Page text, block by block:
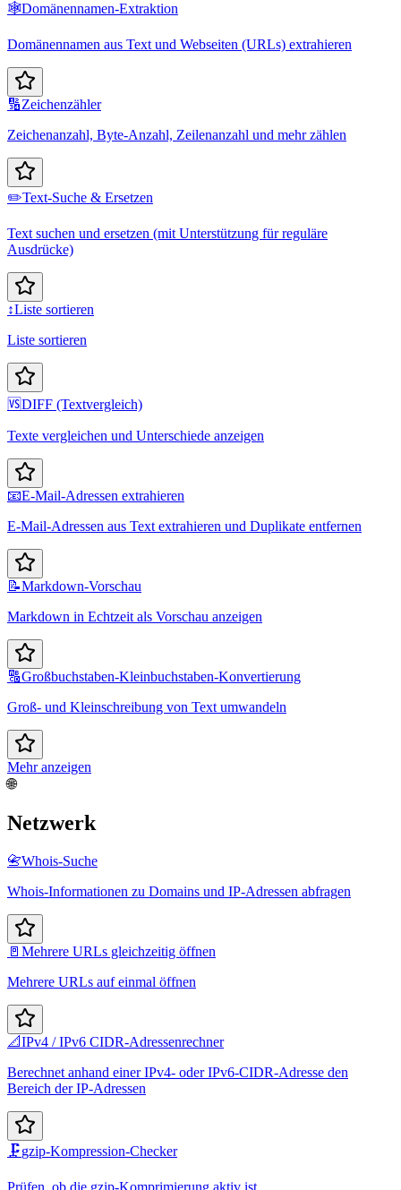
🕸️Domänennamen-Extraktion
Domänennamen aus Text und Webseiten (URLs) extrahieren
🔢Zeichenzähler
Zeichenanzahl, Byte-Anzahl, Zeilenanzahl und mehr zählen
✏️Text-Suche & Ersetzen
Text suchen und ersetzen (mit Unterstützung für reguläre
Ausdrücke)
↕️Liste sortieren
Liste sortieren
🆚DIFF (Textvergleich)
Texte vergleichen und Unterschiede anzeigen
📧E-Mail-Adressen extrahieren
E-Mail-Adressen aus Text extrahieren und Duplikate entfernen
📝Markdown-Vorschau
Markdown in Echtzeit als Vorschau anzeigen
🔠Großbuchstaben-Kleinbuchstaben-Konvertierung
Groß- und Kleinschreibung von Text umwandeln
Mehr anzeigen
🌐
Netzwerk
📇Whois-Suche
Whois-Informationen zu Domains und IP-Adressen abfragen
🚪 Mehrere URLs gleichzeitig öffnen
Mehrere URLs auf einmal öffnen
📐IPv4 / IPv6 CIDR-Adressenrechner
Berechnet anhand einer IPv4- oder IPv6-CIDR-Adresse den
Bereich der IP-Adressen
🗜️gzip-Kompression-Checker
Prüfen, ob die gzip-Komprimierung aktiv ist